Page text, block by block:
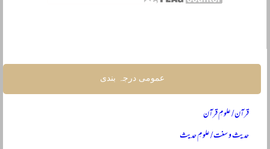
عمومی درجہ بندی
قرآن / علومِ قرآن
حدیث و سنت / علومِ حدیث